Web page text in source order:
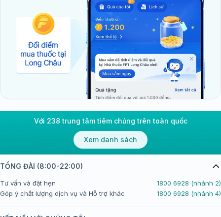
Với 238 trung tâm tiêm chủng trên toàn quốc
Xem danh sách
TỔNG ĐÀI (8:00-22:00)
Tư vấn và đặt hẹn
1800 6928 (nhánh 2)
Góp ý chất lượng dịch vụ và Hỗ trợ khác
1800 6928 (nhánh 4)